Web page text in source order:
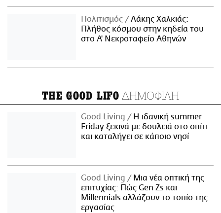
Πολιτισμός
Λάκης Χαλκιάς:
Πλήθος κόσμου στην κηδεία του
στο Α' Νεκροταφείο Αθηνών
THE GOOD LIFO ΔΗΜΟΦΙΛΗ
Good Living
Η ιδανική summer
Friday ξεκινά με δουλειά στο σπίτι
και καταλήγει σε κάποιο νησί
Good Living
Μια νέα οπτική της
επιτυχίας: Πώς Gen Zs και
Millennials αλλάζουν το τοπίο της
εργασίας